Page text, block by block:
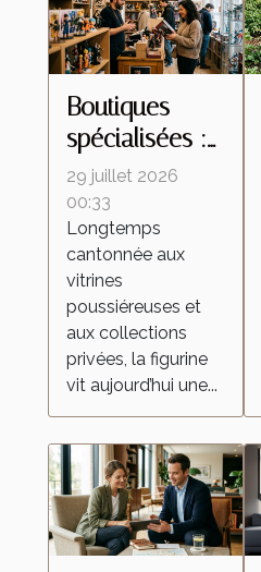
Boutiques
spécialisées :
ces lieux
d’échanges
qui
transforment la
culture de la
figurine
29 juillet 2026
00:33
Longtemps
cantonnée aux
vitrines
poussiéreuses et
aux collections
privées, la figurine
vit aujourd’hui une...